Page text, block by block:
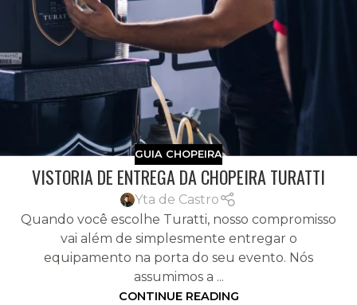
GUIA CHOPEIRA
VISTORIA DE ENTREGA DA CHOPEIRA TURATTI
Yta de Castro
Quando você escolhe Turatti, nosso compromisso
vai além de simplesmente entregar o
equipamento na porta do seu evento. Nós
assumimos a ...
CONTINUE READING